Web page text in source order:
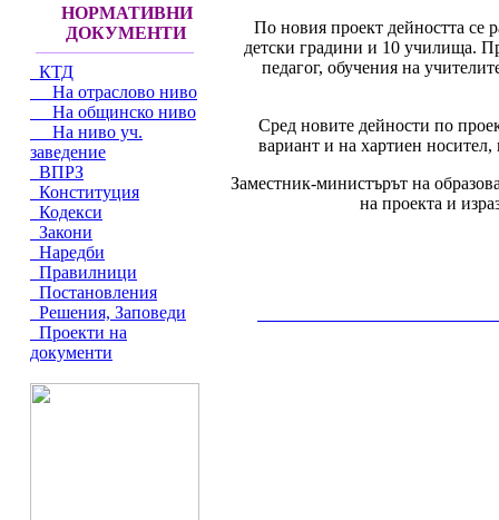
НОРМАТИВНИ
ДОКУМЕНТИ
КТД
На отраслово ниво
На общинско ниво
На ниво уч.
заведение
ВПРЗ
Конституция
Кодекси
Закони
Наредби
Правилници
Постановления
Решения, Заповеди
Проекти на
документи
По новия проект дейността се
детски градини и 10 училища.
педагог, обучения на
Сред новите дейности по
вариант и на хартиен
Заместник-министърът на
на проекта и